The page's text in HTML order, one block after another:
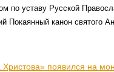
по уставу Русской
Покаянный канон святого
появился на